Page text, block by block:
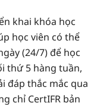
khai khóa học
học viên có thể
(24/7) để học
thứ 5 hàng tuần,
đáp thắc mắc qua
chỉ CertIFR bản